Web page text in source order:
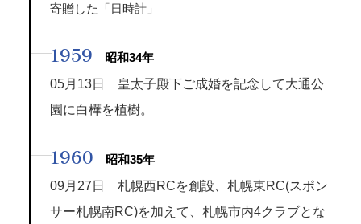
寄贈した「日時計」
1959
昭和34年
05月13日 皇太子殿下ご成婚を記念して大通公
園に白樺を植樹。
1960
昭和35年
09月27日 札幌西RCを創設、札幌東RC(スポン
サー札幌南RC)を加えて、札幌市内4クラブとな